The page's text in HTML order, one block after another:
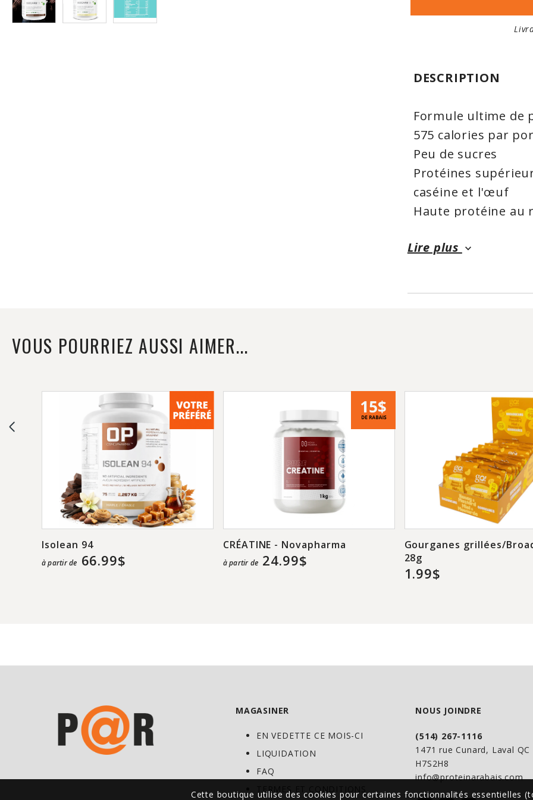
Cette boutique utilise des cookies pour certaines fonctionnalités essentielles
DESCRIPTION
Formule ultime de
575 calories par
Peu de sucres
Protéines
caséine et l'œuf
Haute protéine au
une cuillère
toutes les calories
Contrairement
pleines de sucres
tire un
partir de
En fournissant
fibres
excellent goût.
Isocarb a été
tête. Parce que
Lire plus keyboard_arrow_down
VOUS POURRIEZ AUSSI AIMER...
Isolean 94
à partir de 66.99$
CRÉATINE - Novapharma
à partir de 24.99$
Gourganes grillées/
28g
1.99$
MAGASINER
EN VEDETTE CE MOIS-CI
LIQUIDATION
FAQ
TERMES ET CONDITIONS
NOUS JOINDRE
(514) 267-1116
1471 rue Cunard, Laval QC
H7S2H8
info@proteinarabais.com
à